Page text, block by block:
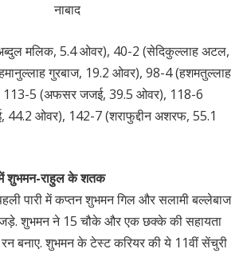
नाबाद
मलिक, 5.4 ओवर), 40-2 (सेदिकुल्लाह अटल,
गुरबाज, 19.2 ओवर), 98-4 (हशमतुल्लाह
113-5 (अफसर जजई, 39.5 ओवर), 118-6
44.2 ओवर), 142-7 (शराफुद्दीन अशरफ, 55.1
में शुभमन-राहुल के शतक
पारी में कप्तन शुभमन गिल और सलामी बल्लेबाज
शुभमन ने 15 चौके और एक छक्के की सहायता
बनाए. शुभमन के टेस्ट करियर की ये 11वीं सेंचुरी